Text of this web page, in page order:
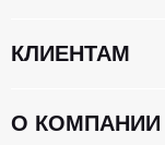
КЛИЕНТАМ
О КОМПАНИИ